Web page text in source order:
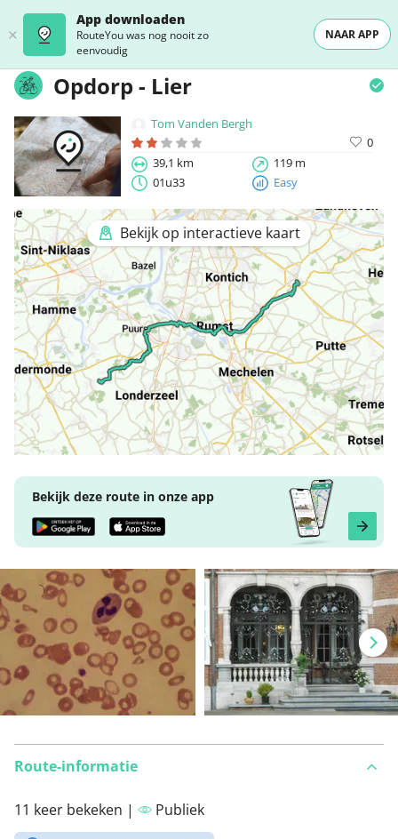
App downloaden
RouteYou was nog nooit zo
eenvoudig
NAAR APP
Opdorp - Lier
Tom Vanden Bergh
0
39,1 km
119 m
01u33
Easy
Bekijk op interactieve kaart
Bekijk deze route in onze app
Route-informatie
11 keer bekeken | Publiek